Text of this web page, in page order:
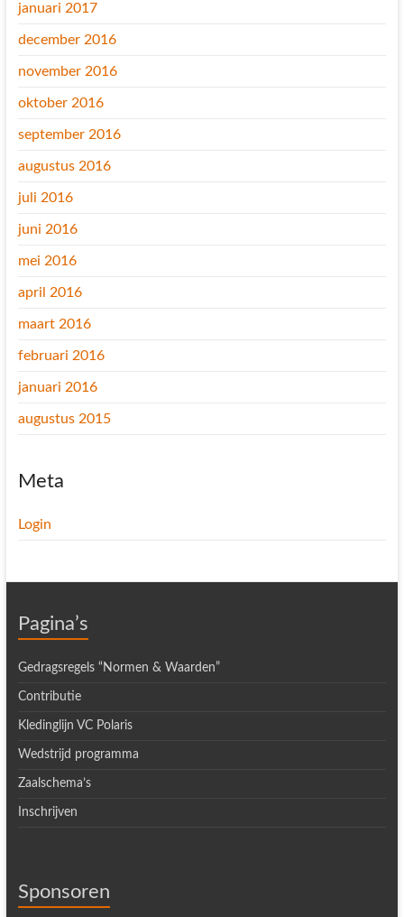
januari 2017
december 2016
november 2016
oktober 2016
september 2016
augustus 2016
juli 2016
juni 2016
mei 2016
april 2016
maart 2016
februari 2016
januari 2016
augustus 2015
Meta
Login
Pagina’s
Gedragsregels “Normen & Waarden”
Contributie
Kledinglijn VC Polaris
Wedstrijd programma
Zaalschema’s
Inschrijven
Sponsoren